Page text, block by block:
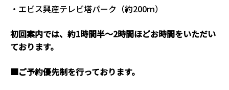
・エビス興産テレビ塔パーク（約200ｍ）
初回案内では、約1時間半～2時間ほどお時間をいただい
ております。
■ご予約優先制を行っております。